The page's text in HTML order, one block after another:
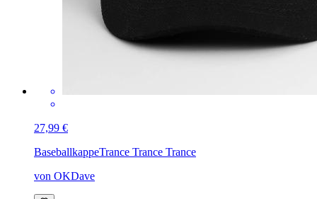
27,99 €
BaseballkappeTrance Trance Trance
von OKDave